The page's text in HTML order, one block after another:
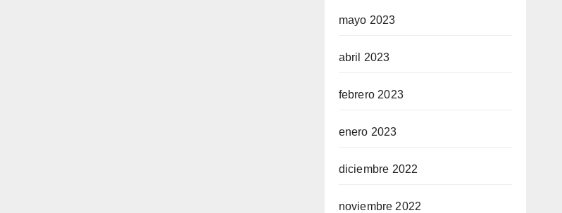
mayo 2023
abril 2023
febrero 2023
enero 2023
diciembre 2022
noviembre 2022